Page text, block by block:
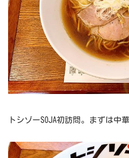
トシゾーSOJA初訪問。まずは中